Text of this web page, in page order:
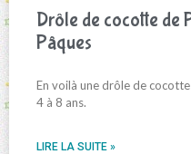
Drôle de cocotte de
Pâques
En voilà une drôle de
4 à 8 ans.
LIRE LA SUITE »